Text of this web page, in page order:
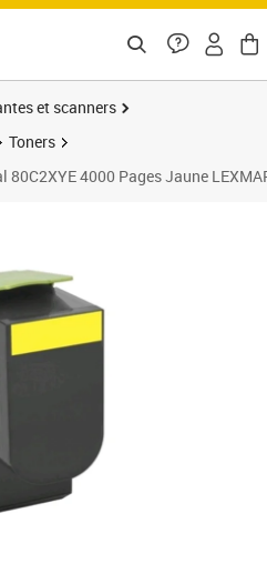
et scanners
Toners
4000 Pages Jaune